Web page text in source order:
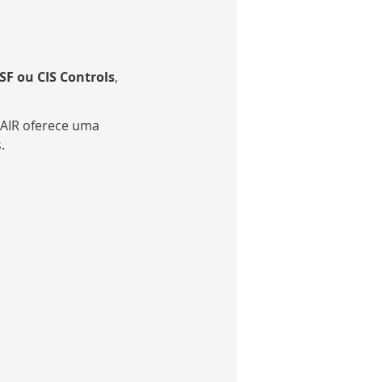
ou CIS Controls,
oferece uma